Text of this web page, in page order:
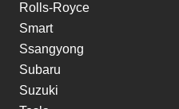
Rolls-Royce
Smart
Ssangyong
Subaru
Suzuki